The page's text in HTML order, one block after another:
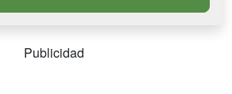
Publicidad